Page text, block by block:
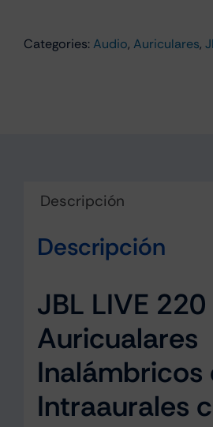
Categories:Audio, Auriculares,
Descripción
Descripción
JBL LIVE 220
Auricualares
Inalámbricos
Intraaurales